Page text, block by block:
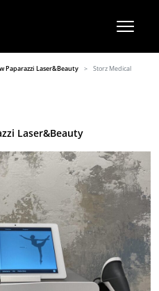
Paparazzi Laser&Beauty Storz Medical
Laser&Beauty